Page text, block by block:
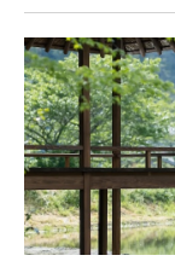
「冬季樱花灯光秀」